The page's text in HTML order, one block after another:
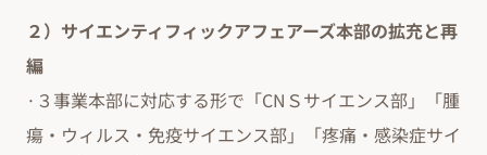
２）サイエンティフィックアフェアーズ本部の拡充と再
編
·３事業本部に対応する形で「CNＳサイエンス部」「腫
瘍・ウィルス・免疫サイエンス部」「疼痛・感染症サイ